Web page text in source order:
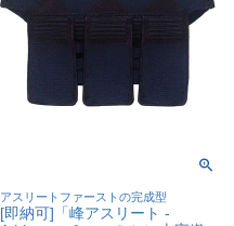
アスリートファーストの完成型
[即納可]「峰アスリート -